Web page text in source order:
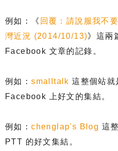
例如：《 回覆：請說服我不
灣近況 (2014/10/13)》這兩
Facebook 文章的記錄。
例如：smalltalk 這整個站就
Facebook
上好文的集結。
例如：chenglap's Blog 這
PTT 的好文集結。